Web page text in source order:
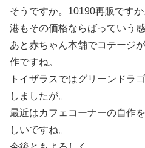
そうですか。10190再販です
港もその価格ならばっていう
あと赤ちゃん本舗でコテージ
作ですね。
トイザラスではグリーンドラ
しましたが。
最近はカフェコーナーの自作
しいですね。